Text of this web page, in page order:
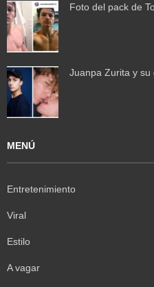
Foto del pack de
Juanpa Zurita y su
MENÚ
Entretenimiento
Viral
Estilo
A vagar